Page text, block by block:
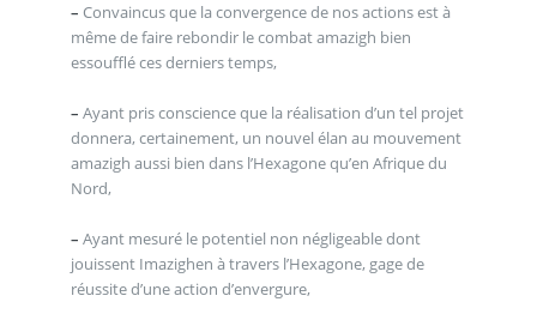
– Convaincus que la convergence de nos actions est à
même de faire rebondir le combat amazigh bien
essoufflé ces derniers temps,
– Ayant pris conscience que la réalisation d’un tel projet
donnera, certainement, un nouvel élan au mouvement
amazigh aussi bien dans l’Hexagone qu’en Afrique du
Nord,
– Ayant mesuré le potentiel non négligeable dont
jouissent Imazighen à travers l’Hexagone, gage de
réussite d’une action d’envergure,